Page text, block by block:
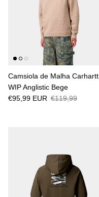
Camsiola de Malha Carhartt
WIP Anglistic Bege
€95,99 EUR €119,99